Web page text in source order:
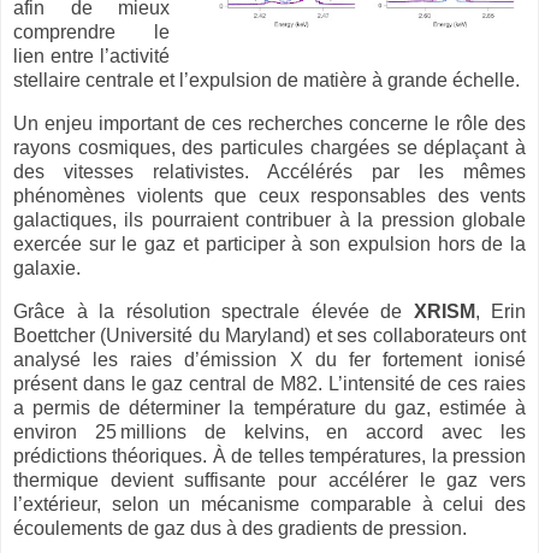
afin de mieux
comprendre le
lien entre l’activité
stellaire centrale et l’expulsion de matière à grande échelle.
Un enjeu important de ces recherches concerne le rôle des
rayons cosmiques, des particules chargées se déplaçant à
des vitesses relativistes. Accélérés par les mêmes
phénomènes violents que ceux responsables des vents
galactiques, ils pourraient contribuer à la pression globale
exercée sur le gaz et participer à son expulsion hors de la
galaxie.
Grâce à la résolution spectrale élevée de XRISM, Erin
Boettcher (Université du Maryland) et ses collaborateurs ont
analysé les raies d’émission X du fer fortement ionisé
présent dans le gaz central de M82. L’intensité de ces raies
a permis de déterminer la température du gaz, estimée à
environ 25 millions de kelvins, en accord avec les
prédictions théoriques. À de telles températures, la pression
thermique devient suffisante pour accél érer le gaz vers
’extérieur, selon un mécanisme comparable à celui des
écoulements de gaz dus à des gradients de pression.